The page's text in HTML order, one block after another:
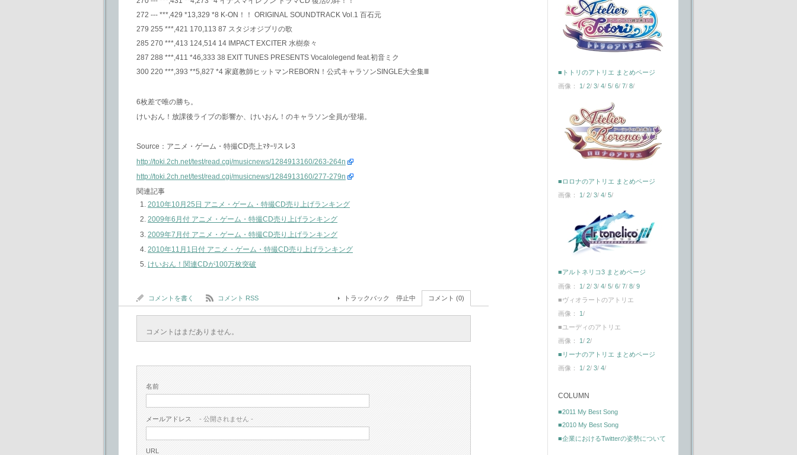
272 --- ***,429 *13,329 *8 K-ON！！ ORIGINAL SOUNDTRACK Vol.1 百石元
279 255 ***,421 170,113 87 スタジオジブリの歌
285 270 ***,413 124,514 14 IMPACT EXCITER 水樹奈々
287 288 ***,411 *46,333 38 EXIT TUNES PRESENTS Vocalolegend feat.初音ミク
300 220 ***,393 **5,827 *4 家庭教師ヒットマンREBORN！公式キャラソンSINGLE大全集Ⅲ
6枚差で唯の勝ち。
けいおん！放課後ライブの影響か、けいおん！のキャラソン全員が登場。
Source：アニメ・ゲーム・特撮CD売上ﾏﾀｰﾘスレ3
http://toki.2ch.net/test/read.cgi/musicnews/1284913160/263-264n
http://toki.2ch.net/test/read.cgi/musicnews/1284913160/277-279n
関連記事
2010年10月25日 アニメ・ゲーム・特撮CD売り上げランキング
2009年6月付 アニメ・ゲーム・特撮CD売り上げランキング
2009年7月付 アニメ・ゲーム・特撮CD売り上げランキング
2010年11月1日付 アニメ・ゲーム・特撮CD売り上げランキング
けいおん！関連CDが100万枚突破
コメントを書く コメント RSS トラックバック 停止中 コメント (0)
コメントはまだありません。
名前
メールアドレス - 公開されません -
URL
■トトリのアトリエ まとめページ
画像： 1/ 2/ 3/ 4/ 5/ 6/ 7/ 8/
■ロロナのアトリエ まとめページ
画像： 1 / 2/ 3/ 4/ 5/
■アルトネリコ3 まとめページ
画像： 1/ 2/ 3/ 4/ 5/ 6/ 7/ 8/ 9
■ヴィオラートのアトリエ
画像： 1/
■ユーディのアトリエ
画像： 1/ 2/
■リーナのアトリエ まとめページ
画像： 1/ 2/ 3/ 4/
COLUMN
■2011 My Best Song
■2010 My Best Song
■企業におけるTwitterの姿勢について